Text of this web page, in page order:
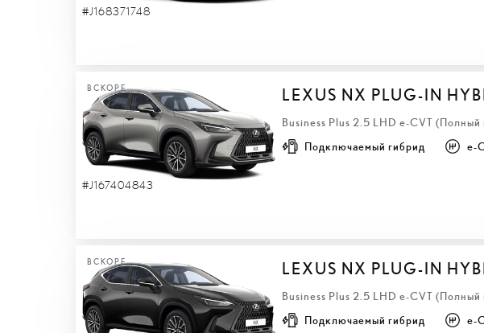
#J168371748
ВСКОРЕ
#J167404843
LEXUS NX PLUG-IN
Business Plus 2.5 LHD e-CVT
Подключаемый гибрид e-
ВСКОРЕ LEXUS NX PLUG-IN
Business Plus 2.5 LHD e-CVT
Подключаемый гибрид e-